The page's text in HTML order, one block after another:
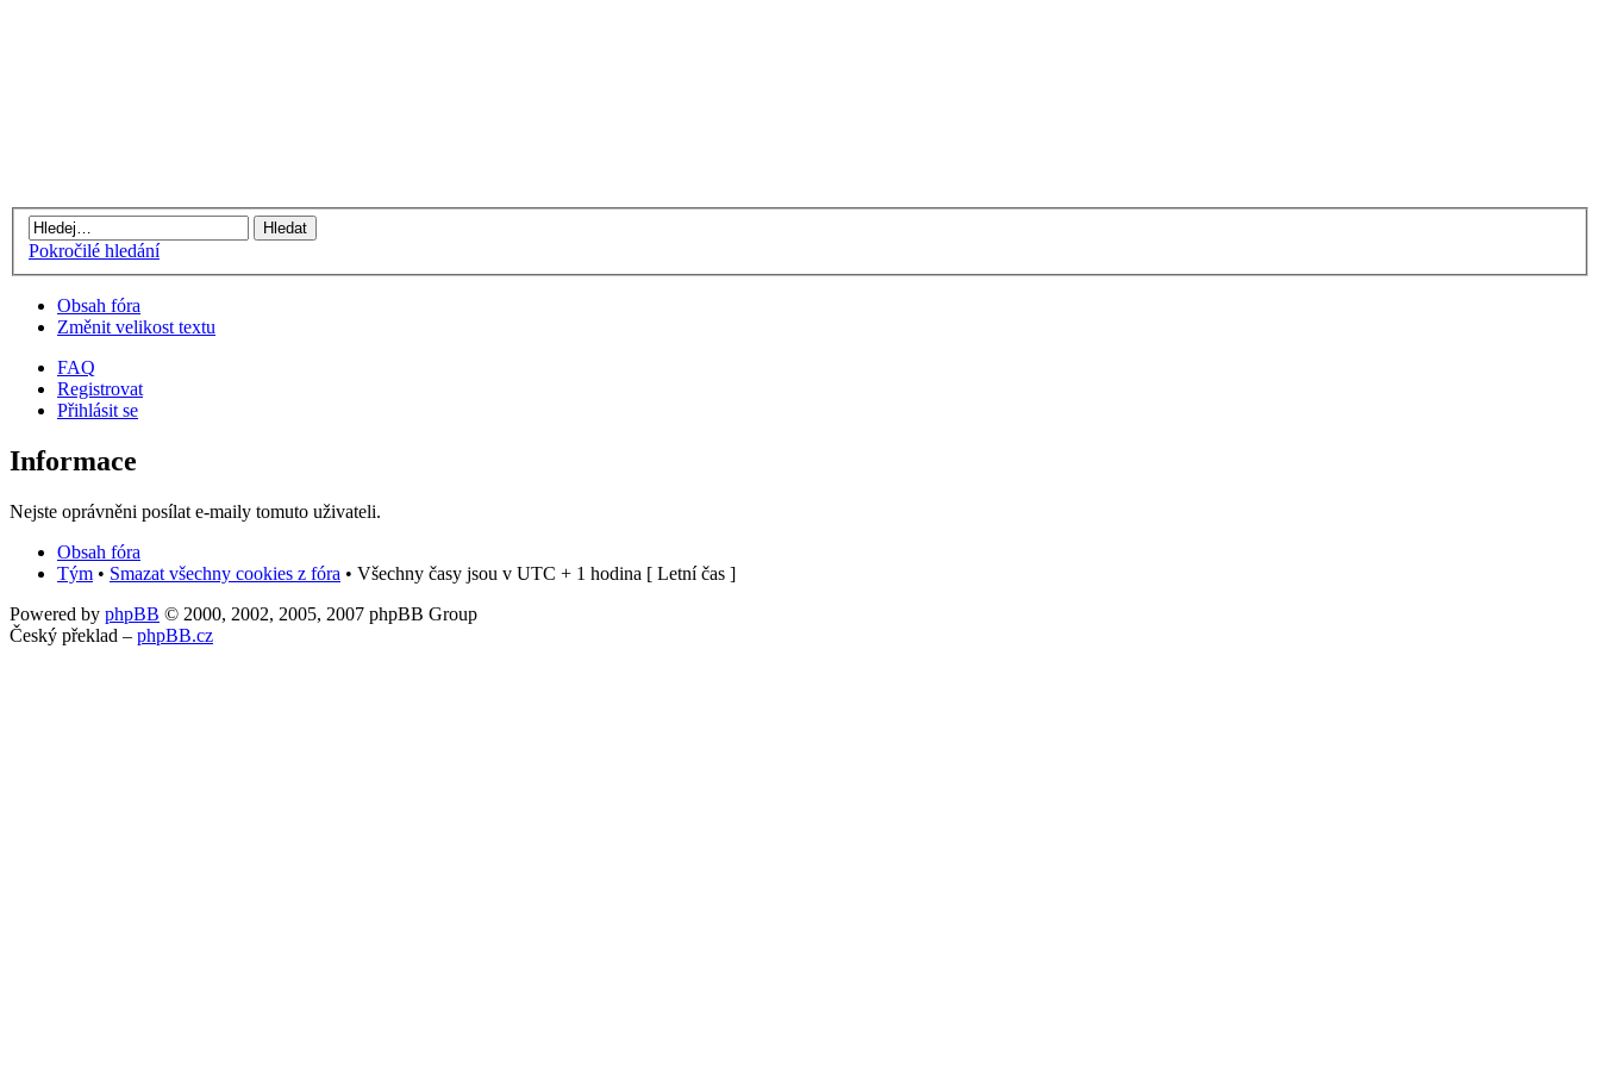
Pokročilé hledání
Obsah fóra
Změnit velikost textu
FAQ
Registrovat
Přihlásit se
Informace
Nejste oprávněni posílat e-maily tomuto uživateli.
Obsah fóra
Tým • Smazat všechny cookies z fóra • Všechny časy jsou v UTC + 1 hodina [ Letní čas ]
Powered by phpBB © 2000, 2002, 2005, 2007 phpBB Group
Český překlad – phpBB.cz